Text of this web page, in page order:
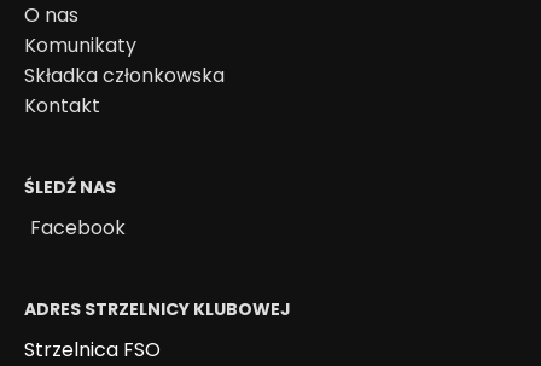
O nas
Komunikaty
Składka członkowska
Kontakt
ŚLEDŹ NAS
Facebook
ADRES STRZELNICY KLUBOWEJ
Strzelnica FSO